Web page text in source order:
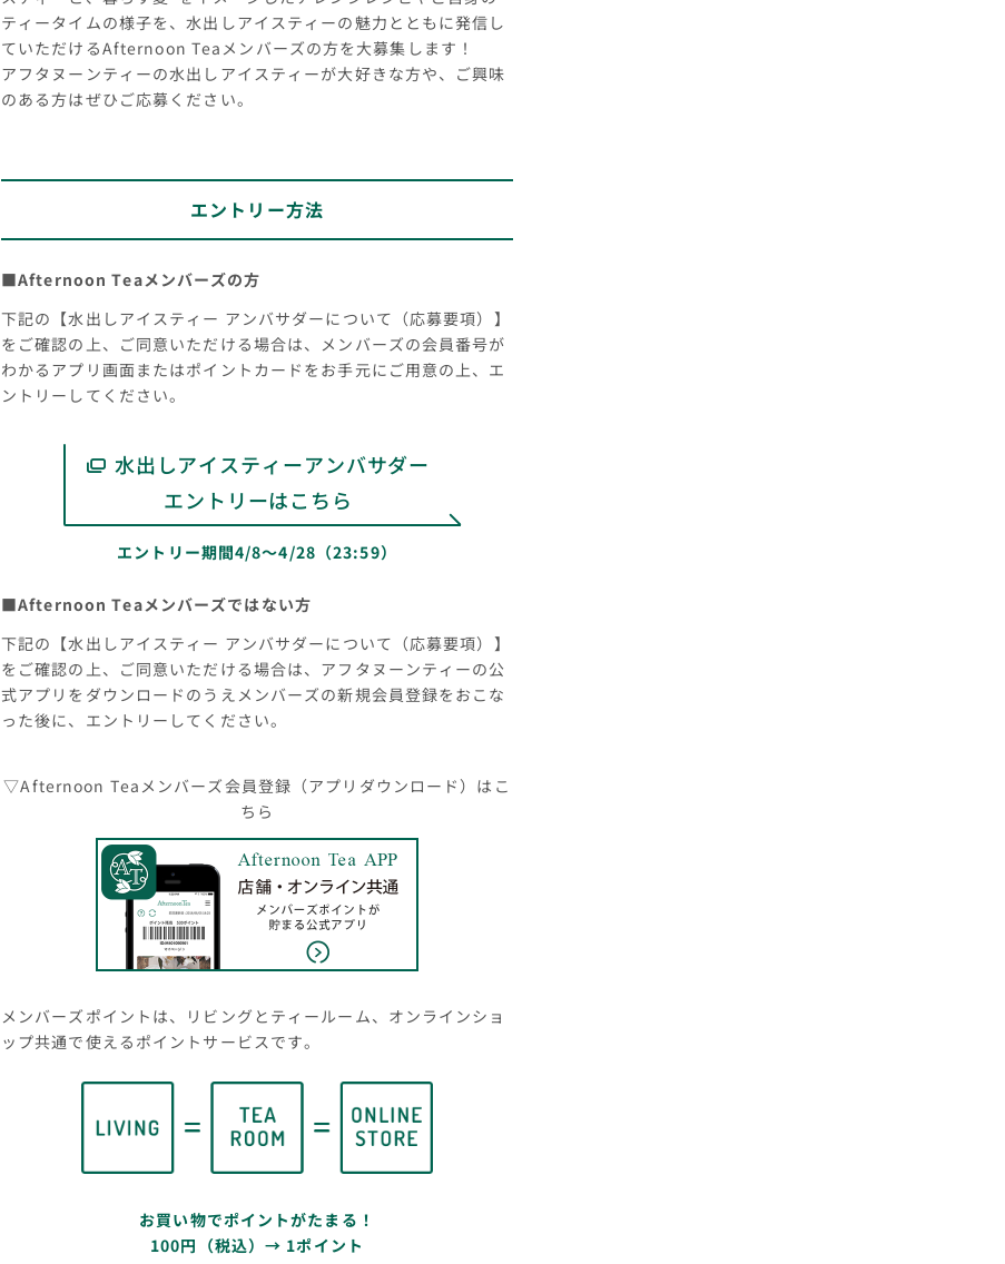
ティータイムの様子を、水出しアイスティーの魅力とともに発信し
ていただけるAfternoon Teaメンバーズの方を大募集します！
アフタヌーンティーの水出しアイスティーが大好きな方や、ご興味
のある方はぜひご応募ください。
エントリー方法
■Afternoon Teaメンバーズの方
下記の【水出しアイスティー アンバサダーについて（応募要項）】
をご確認の上、ご同意いただける場合は、メンバーズの会員番号が
わかるアプリ画面またはポイントカードをお手元にご用意の上、エ
ントリーしてください。
水出しアイスティーアンバサダー
エントリーはこちら
エントリー期間4/8～4/28（23:59）
■Afternoon Teaメンバーズではない方
下記の【水出しアイスティー アンバサダーについて（応募要項）】
をご確認の上、ご同意いただける場合は、アフタヌーンティーの公
式アプリをダウンロードのうえメンバーズの新規会員登録をおこな
った後に、エントリーしてください。
▽Afternoon Teaメンバーズ会員登録（アプリダウンロード）はこ
ちら
メンバーズポイントは、リビングとティールーム、オンラインショ
ップ共通で使えるポイントサービスです。
お買い物でポイントがたまる！
100円（税込）→ 1ポイント